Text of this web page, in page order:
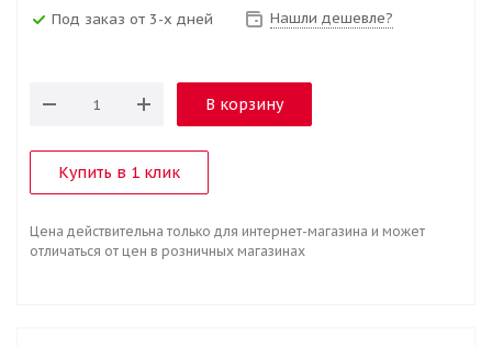
Под заказ от 3-х дней Нашли дешевле?
В корзину
Купить в 1 клик
Цена действительна только для интернет-магазина и может
отличаться от цен в розничных магазинах